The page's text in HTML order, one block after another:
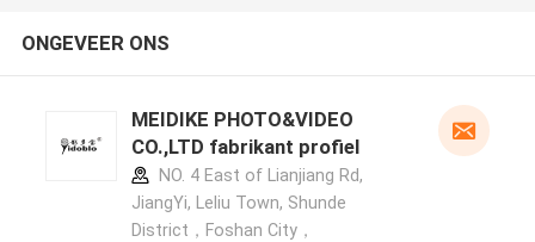
ONGEVEER ONS
MEIDIKE PHOTO&VIDEO
CO.,LTD fabrikant profiel
NO. 4 East of Lianjiang Rd,
JiangYi, Leliu Town, Shunde
District，Foshan City，